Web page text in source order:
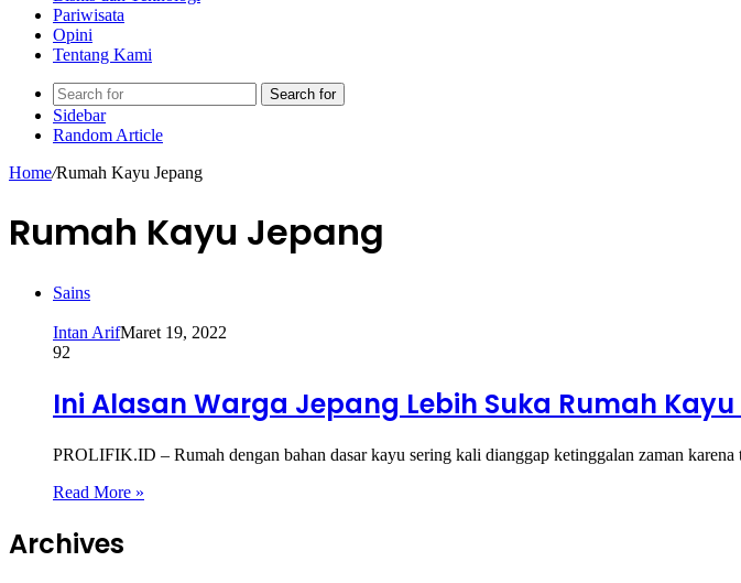
Pariwisata
Opini
Tentang Kami
Search for
Sidebar
Random Article
Home/Rumah Kayu Jepang
Rumah Kayu Jepang
Sains
Intan ArifMaret 19, 2022
92
Ini Alasan Warga Jepang Lebih Suka Rumah
PROLIFIK.ID – Rumah dengan bahan dasar kayu sering kali dianggap ketinggalan zaman
Read More »
Archives